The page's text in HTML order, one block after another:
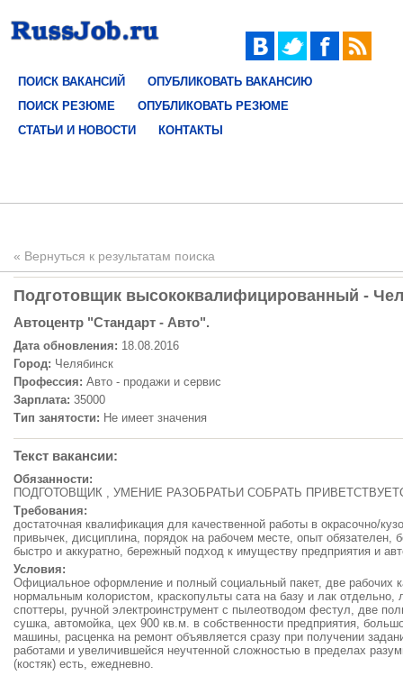
ПОИСК ВАКАНСИЙ
ОПУБЛИКОВАТЬ ВАКАНСИЮ
ПОИСК РЕЗЮМЕ
ОПУБЛИКОВАТЬ РЕЗЮМЕ
СТАТЬИ И НОВОСТИ
КОНТАКТЫ
« Вернуться к результатам поиска
Подготовщик высококвалифицированный -
Автоцентр "Стандарт - Авто".
Дата обновления: 18.08.2016
Город: Челябинск
Профессия: Авто - продажи и сервис
Зарплата: 35000
Тип занятости: Не имеет значения
Текст вакансии:
Обязанности:
ПОДГОТОВЩИК , УМЕНИЕ РАЗОБРАТЬИ СОБРАТЬ
Требования:
достаточная квалификация для качественной работы в окрасочно/
привычек, дисциплина, порядок на рабочем месте, опыт обязателен,
быстро и аккуратно, бережный подход к имуществу предприятия и
Условия:
Официальное оформление и полный социальный пакет, две рабочих
нормальным колористом, краскопульты сата на базу и лак отдельно,
споттеры, ручной электроинструмент с пылеотводом фестул, две
сушка, автомойка, цех 900 кв.м. в собственности предприятия,
машины, расценка на ремонт объявляется сразу при получении
работами и увеличившейся неучтенной сложностью в пределах
(костяк) есть, ежедневно.